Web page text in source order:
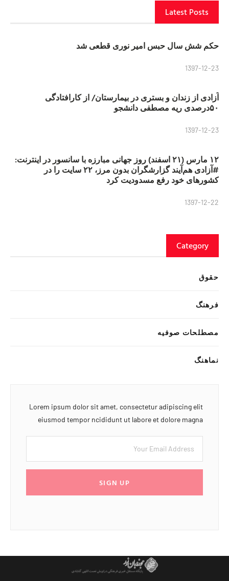
Latest Posts
حکم شش سال حبس امیر نوری قطعی شد
1397-12-23
آزادی از زندان و بستری در بیمارستان/ از کارافتادگی
۵۰درصدی ریه مصطفی دانشجو
1397-12-23
۱۲ مارس (۲۱ اسفند) روز جهانی مبارزه با سانسور در اینترنت:
#آزادی هم‌آیند گزارشگران‌ بدون مرز، ۲۲ سایت را در
کشورهای خود رفع مسدودیت کرد
1397-12-22
Category
حقوق
فرهنگ
مصطلحات صوفیه
نماهنگ
Lorem ipsum dolor sit amet, consectetur adipiscing elit
eiusmod tempor ncididunt ut labore et dolore magna
SIGN UP